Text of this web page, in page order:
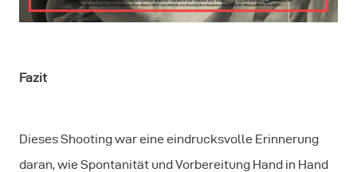
Fazit
Dieses Shooting war eine eindrucksvolle Erinnerung
daran, wie Spontanität und Vorbereitung Hand in Hand